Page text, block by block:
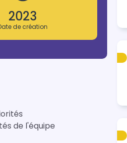
2023
de création
de l'équipe